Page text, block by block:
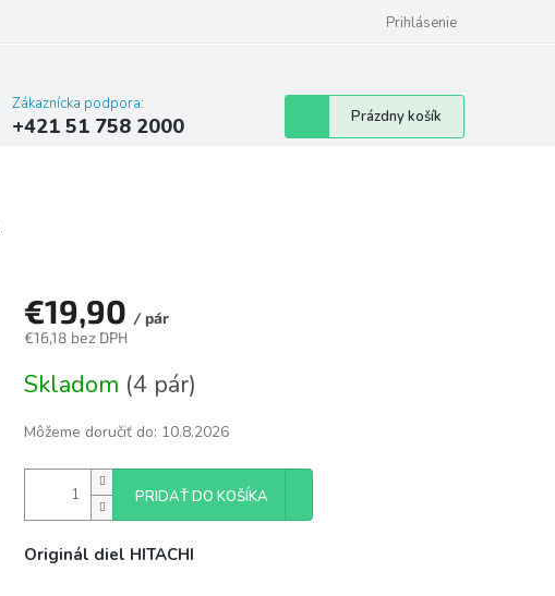
Prihlásenie
Zákaznícka podpora:
+421 51 758 2000
Nákupný
košík
Prázdny košík
€19,90 / pár
€16,18 bez DPH
cena:
Skladom (4 pár)
Môžeme doručiť do: 10.8.2026
PRIDAŤ DO KOŠÍKA
Originál diel HITACHI